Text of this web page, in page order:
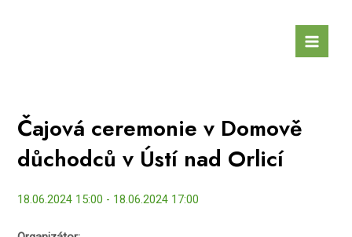
Main
Čajová ceremonie v Domově
důchodců v Ústí nad Orlicí
18.06.2024 15:00 - 18.06.2024 17:00